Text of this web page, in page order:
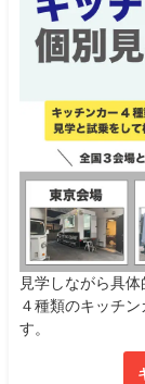
見学しながら具
４種類のキッチ
す。